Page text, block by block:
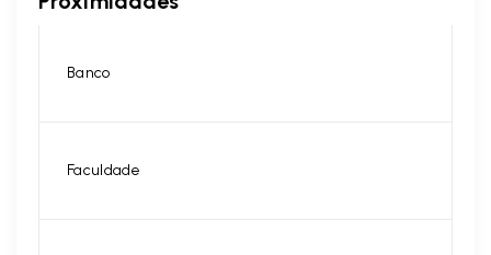
Banco
Faculdade